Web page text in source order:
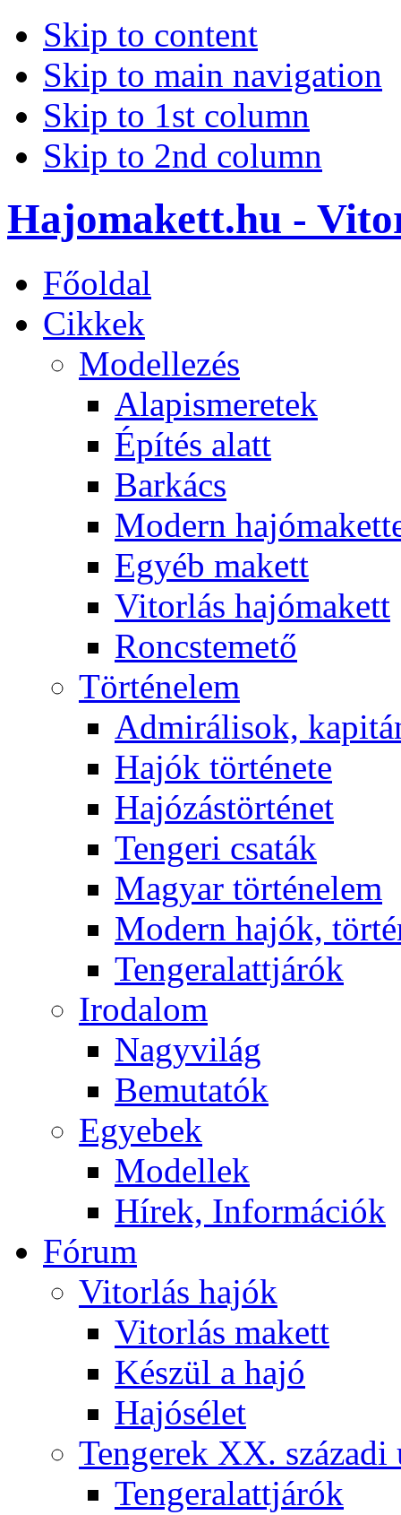
Skip to content
Skip to main navigation
Skip to 1st column
Skip to 2nd column
Hajomakett.hu -
Főoldal
Cikkek
Modellezés
Alapismeretek
Építés alatt
Barkács
Modern
Egyéb makett
Vitorlás hajómakett
Roncstemető
Történelem
Admirálisok,
Hajók története
Hajózástörténet
Tengeri csaták
Magyar történelem
Modern hajók,
Tengeralattjárók
Irodalom
Nagyvilág
Bemutatók
Egyebek
Modellek
Hírek, Információk
Fórum
Vitorlás hajók
Vitorlás makett
Készül a hajó
Hajósélet
Tengerek XX. századi
Tengeralattjárók